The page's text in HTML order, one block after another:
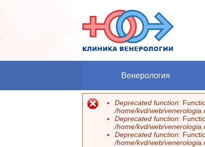
Венерология
Сообщение об ошибке
Deprecated function:
/home/kvd/web/
Deprecated function:
/home/kvd/web/
Deprecated function:
/home/kvd/web/